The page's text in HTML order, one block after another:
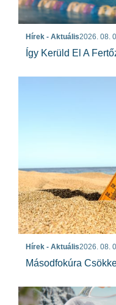
Hírek - Aktuális2026. 08.
Így Kerüld El A
Hírek - Aktuális2026. 08.
Másodfokúra